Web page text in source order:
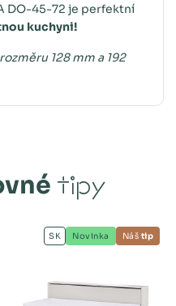
DO-45-72 je perfektní
kuchyni!
128 mm a 192
tipy
SK Novinka Náš tip